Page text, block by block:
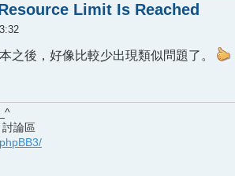
Limit Is Reached
之後，好像比較少出現類似問題了。
論區